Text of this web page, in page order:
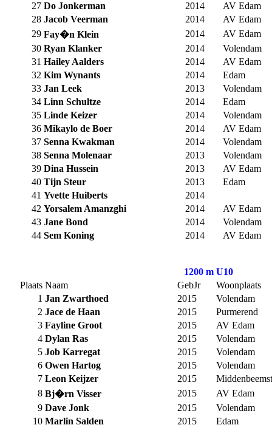
27 Do Jonkerman 2014
AV Edam
28 Jacob Veerman 2014
AV Edam
29 Fay�n Klein 2014
AV Edam
30 Ryan Klanker 2014
Volendam
31 Hailey Aalders 2014
AV Edam
32 Kim Wynants 2014
Edam
33 Jan Leek 2013
Volendam
34 Linn Schultze 2014
Edam
35 Linde Keizer 2014
Volendam
36 Mikaylo de Boer 2014
AV Edam
37 Senna Kwakman 2014
Volendam
38 Senna Molenaar 2013
Volendam
39 Dina Hussein 2013
AV Edam
40 Tijn Steur 2013
Edam
41 Yvette Huiberts
2014
42 Yorsalem Amanzghi 2014
AV Edam
43 Jane Bond 2014
Volendam
44 Sem Koning 2014 AV Edam
1200 m U10
Plaats Naam GebJr
Woonplaats
1 Jan Zwarthoed 2015
Volendam
2 Jace de Haan 2015
Purmerend
3 Fayline Groot 2015
AV Edam
4 Dylan Ras 2015
Volendam
5 Job Karregat 2015
Volendam
6 Owen Hartog 2015
Volendam
7 Leon Keijzer 2015
8 Bj�rn Visser 2015
AV Edam
9 Dave Jonk 2015
Volendam
10 Marlin Salden 2015
Edam